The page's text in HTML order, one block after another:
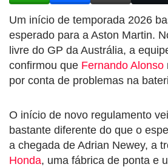
Um início de temporada 2026
esperado para a Aston Martin.
livre do GP da Austrália, a
confirmou que Fernando Alonso
por conta de problemas na
O início de novo regulamento
bastante diferente do que o
a chegada de Adrian Newey, a
Honda, uma fábrica de ponta e